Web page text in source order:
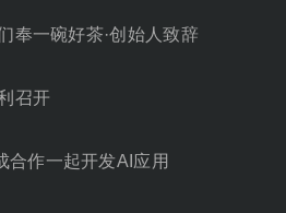
奉一碗好茶·创始人致辞
召开
合作一起开发AI应用